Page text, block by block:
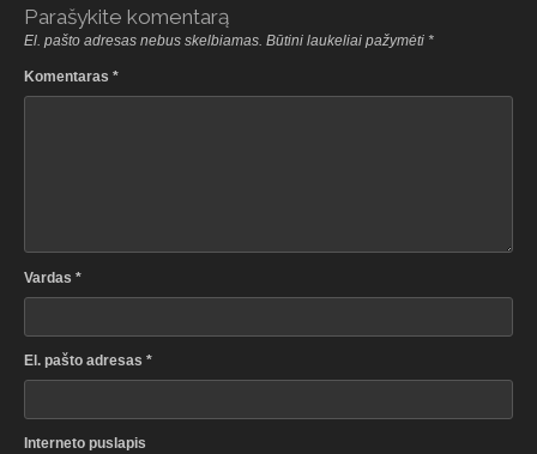
Parašykite komentarą
El. pašto adresas nebus skelbiamas. Būtini laukeliai pažymėti *
Komentaras *
Vardas *
El. pašto adresas *
Interneto puslapis